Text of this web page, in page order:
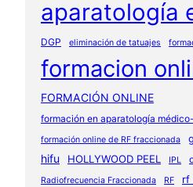
aparatología
DGP eliminación de tatuajes
formacion
FORMACIÓN ONLINE
formación en aparatología
formación online de RF fraccionada
hifu HOLLYWOOD PEEL IPL
Radiofrecuencia Fraccionada RF rf